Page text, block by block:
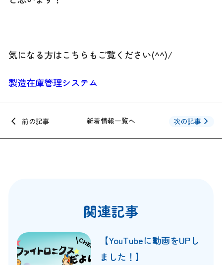
気になる方はこちらもご覧ください(^^)/
製造在庫管理システム
ゲ
ー
前の記事 次の記事
新着情報一覧へ
関連記事
【YouTubeに動画をUPし
ました！】